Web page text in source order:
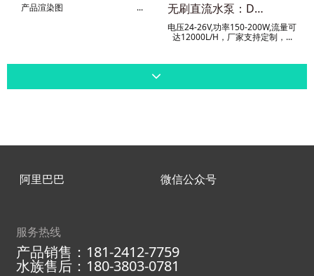
产品渲染图 ... 无刷直流水泵：DC85E
电压24-26V,功率150-200W,流量可
达12000L/H，厂家支持定制，...
阿里巴巴 微信公众号
服务热线
产品销售：181-2412-7759
水族售后：180-3803-0781